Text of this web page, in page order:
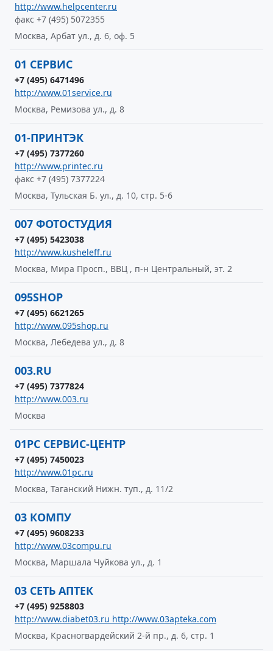
http://www.helpcenter.ru
факс +7 (495) 5072355
Москва, Арбат ул., д. 6, оф. 5
01 СЕРВИС
+7 (495) 6471496
http://www.01service.ru
Москва, Ремизова ул., д. 8
01-ПРИНТЭК
+7 (495) 7377260
http://www.printec.ru
факс +7 (495) 7377224
Москва, Тульская Б. ул., д. 10, стр. 5-6
007 ФОТОСТУДИЯ
+7 (495) 5423038
http://www.kusheleff.ru
Москва, Мира Просп., ВВЦ , п-н Центральный, эт. 2
095SHOP
+7 (495) 6621265
http://www.095shop.ru
Москва, Лебедева ул., д. 8
003.RU
+7 (495) 7377824
http://www.003.ru
Москва
01PC СЕРВИС-ЦЕНТР
+7 (495) 7450023
http://www.01pc.ru
Москва, Таганский Нижн. туп., д. 11/2
03 КОМПУ
+7 (495) 9608233
http://www.03compu.ru
Москва, Маршала Чуйкова ул., д. 1
03 СЕТЬ АПТЕК
+7 (495) 9258803
http://www.diabet03.ru http://www.03apteka.com
Москва, Красногвардейский 2-й пр., д. 6, стр. 1